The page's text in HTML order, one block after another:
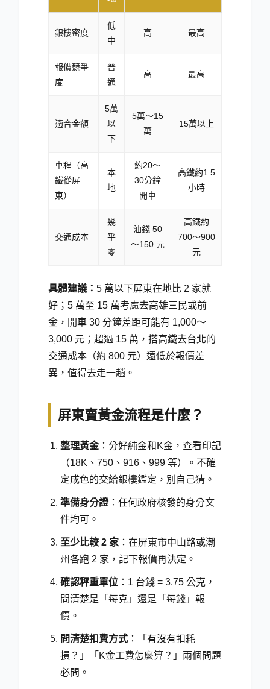
銀樓密度
低
中
高 最高
報價競爭
度
普
通
高 最高
適合金額
5萬
以
下
5萬～15
萬
15萬以上
車程（高
鐵從屏
東）
本
地
約20～
30分鐘
開車
高鐵約1.5
小時
交通成本
幾
乎
零
油錢 50
～150 元
高鐵約
700～900
元
具體建議： 5 萬以下屏東在地比 2 家就
好；5 萬至 15 萬考慮去高雄三民或前
金，開車 30 分鐘差距可能有 1,000～
3,000 元；超過 15 萬，搭高鐵去台北的
交通成本（約 800 元）遠低於報價差
異，值得去走一趟。
屏東賣黃金流程是什麼？
整理黃金：分好純金和K金，查看印記
（18K、750、916、999 等）。不確
定成色的交給銀樓鑑定，別自己猜。
準備身分證 ：任何政府核發的身分文
件均可。
至少比較 2 家 ：在屏東市中山路或潮
州各跑 2 家，記下報價再決定。
確認秤重單位 ：1 台錢 = 3.75 公克，
問清楚是「每克」還是「每錢」報
價。
問清楚扣費方式 ：「有沒有扣耗
損？」「K金工費怎麼算？」兩個問題
必問。